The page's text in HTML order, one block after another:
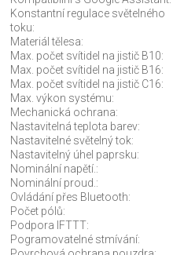
Konstantní regulace světelného
toku:
Materiál tělesa:
Max. počet svítidel na jistič B10:
Max. počet svítidel na jistič B16:
Max. počet svítidel na jistič C16:
Max. výkon systému:
Mechanická ochrana:
Nastavitelná teplota barev:
Nastavitelné světelný tok:
Nastavitelný úhel paprsku:
Nominální napětí.:
Nominální proud.:
Ovládání přes Bluetooth:
Počet pólů:
Podpora IFTTT:
Pogramovatelné stmívání: